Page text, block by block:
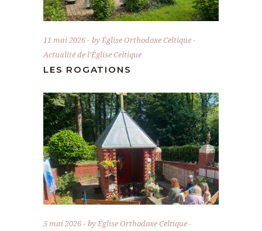
11 mai 2026 byÉglise Orthodoxe Celtique
Actualité de l'Église Celtique
LES ROGATIONS
5 mai 2026 byÉglise Orthodoxe Celtique